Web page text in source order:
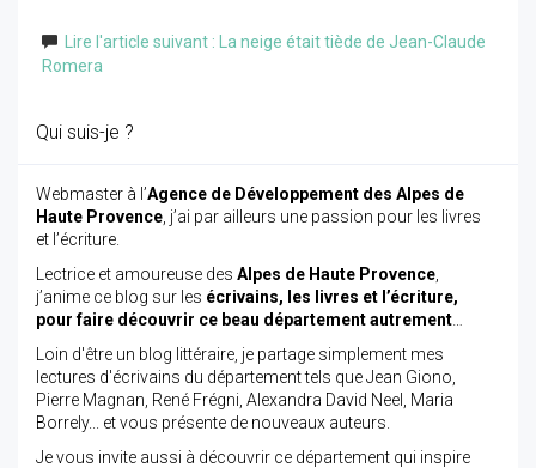
Lire l'article suivant : La neige était tiède de Jean-Claude
Romera
Qui suis-je ?
Webmaster à l’Agence de Développement des Alpes de
Haute Provence , j’ai par ailleurs une passion pour les livres
et l’écriture.
Lectrice et amoureuse des Alpes de Haute Provence
j’anime ce blog sur les écrivains, les livres et l’écriture,
pour faire découvrir ce beau département autrement
Loin d'être un blog littéraire, je partage simplement mes
lectures d'écrivains du département tels que Jean Giono,
Pierre Magnan, René Frégni, Alexandra David Neel, Maria
Borrely... et vous présente de nouveaux auteurs.
Je vous invite aussi à découvrir ce département qui inspire